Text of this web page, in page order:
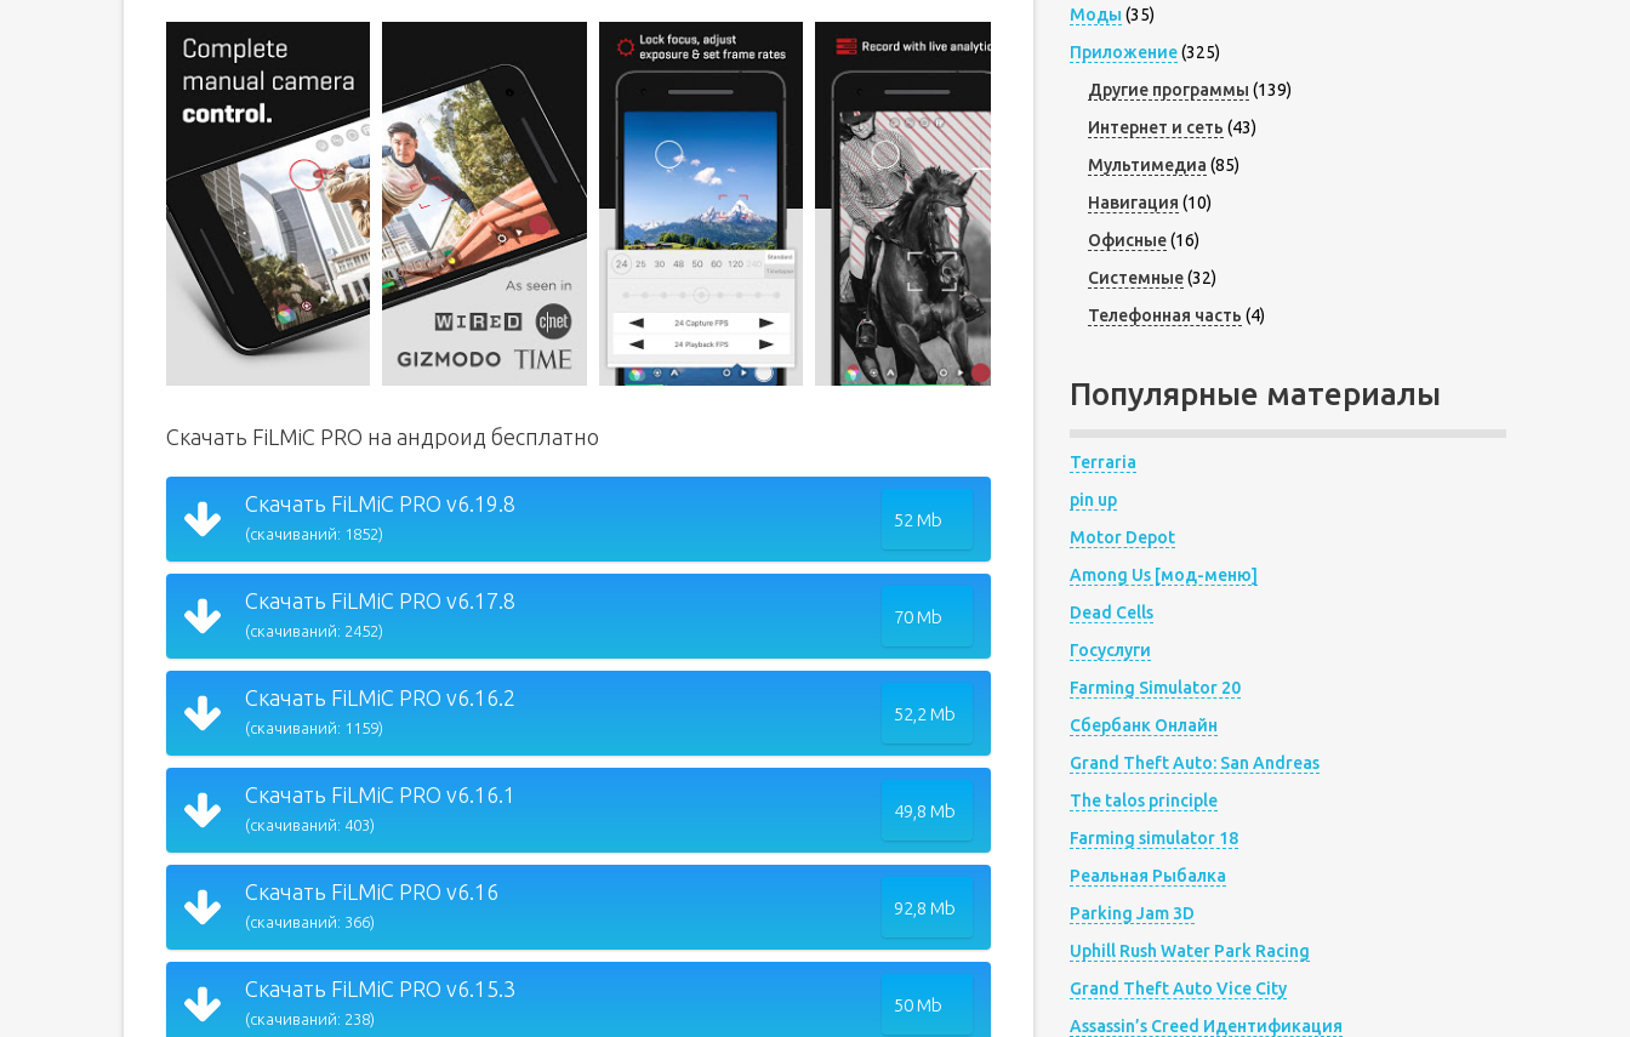
Скачать FiLMiC PRO на андроид бесплатно
Скачать FiLMiC PRO v6.19.8
(скачиваний: 1852)
52 Mb
Скачать FiLMiC PRO v6.17.8
(скачиваний: 2452)
70 Mb
Скачать FiLMiC PRO v6.16.2
(скачиваний: 1159)
52,2 Mb
Скачать FiLMiC PRO v6.16.1
(скачиваний: 403)
49,8 Mb
Скачать FiLMiC PRO v6.16
(скачиваний: 366)
92,8 Mb
Скачать FiLMiC PRO v6.15.3
(скачиваний: 238)
50 Mb
Моды (35)
Приложение(325)
Другие программы (139)
Интернет и сеть (43)
Мультимедиа (85)
Навигация (10)
Офисные(16)
Системные(32)
Телефонная часть (4)
Популярные материалы
Terraria
pin up
Motor Depot
Among Us [мод-меню]
Dead Cells
Госуслуги
Farming Simulator 20
Сбербанк Онлайн
Grand Theft Auto: San Andreas
The talos principle
Farming simulator 18
Реальная Рыбалка
Parking Jam 3D
Uphill Rush Water Park Racing
Grand Theft Auto Vice City
Assassin’s Creed Идентификация